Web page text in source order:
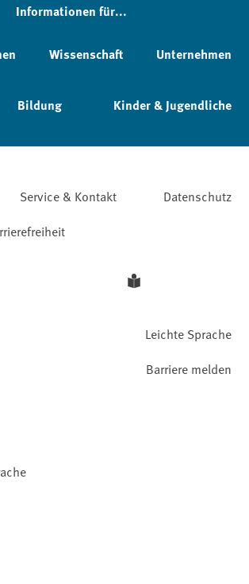
Informationen für...
Wissenschaft Unternehmen
Bildung Kinder & Jugendliche
Service & Kontakt
Datenschutz
Leichte Sprache
Barriere melden